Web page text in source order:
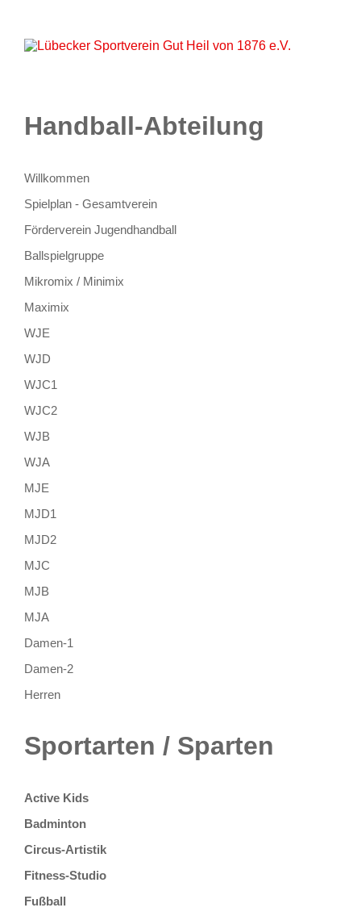
Handball-Abteilung
Willkommen
Spielplan - Gesamtverein
Förderverein Jugendhandball
Ballspielgruppe
Mikromix / Minimix
Maximix
WJE
WJD
WJC1
WJC2
WJB
WJA
MJE
MJD1
MJD2
MJC
MJB
MJA
Damen-1
Damen-2
Herren
Sportarten / Sparten
Active Kids
Badminton
Circus-Artistik
Fitness-Studio
Fußball